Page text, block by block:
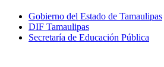
Gobierno del Estado de Tamaulipas
DIF Tamaulipas
Secretaría de Educación Pública